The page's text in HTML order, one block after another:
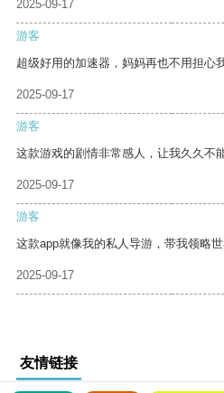
2025-09-17
游客
超级好用的加速器，妈妈再也不用担心
2025-09-17
游客
这款游戏的剧情非常感人，让我久久不
2025-09-17
游客
这款app就像我的私人导游，带我领略世
2025-09-17
友情链接